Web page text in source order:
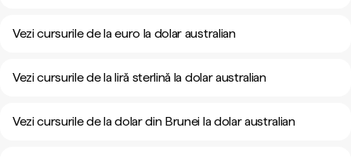
Vezi cursurile de la euro la dolar australian
Vezi cursurile de la liră sterlină la dolar australian
Vezi cursurile de la dolar din Brunei la dolar australian